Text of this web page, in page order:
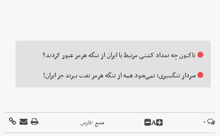
تاکنون چه تعداد کشتی مرتبط با ایران از تنگه هرمز عبور کردند؟
سردار تنگسیری: نمی‌شود همه از تنگه هرمز نفت ببرند جز ایران!
۰ A منبع :فارس